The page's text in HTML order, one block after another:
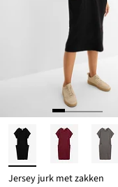
Jersey jurk met zakken